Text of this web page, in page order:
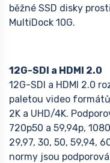
běžné SSD disky
MultiDock 10G.
12G-SDI a HDMI 2.0
12G-SDI a HDMI 2.0
paletou video
2K a UHD/4K.
720p50 a 59,94p,
29,97, 30, 50, 59,94,
normy jsou